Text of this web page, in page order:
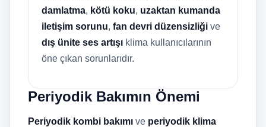
damlatma, kötü koku, uzaktan kumanda
iletişim sorunu, fan devri düzensizliği ve
dış ünite ses artışı klima kullanıcılarının
öne çıkan sorunlarıdır.
Periyodik Bakımın Önemi
Periyodik kombi bakımı ve periyodik klima